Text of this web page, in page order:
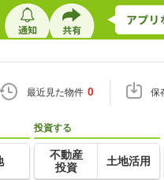
最近見た物件 0 保
投資する
不動産
投資
土地活用